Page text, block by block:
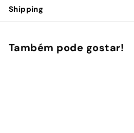
Shipping
Também pode gostar!